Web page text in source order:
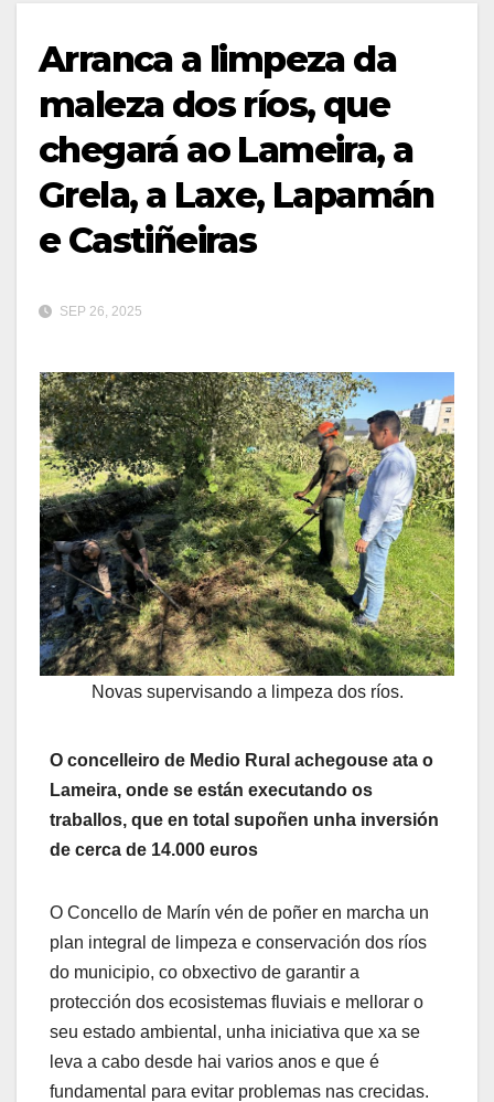
Arranca a limpeza da
maleza dos ríos, que
chegará ao Lameira, a
Grela, a Laxe, Lapamán
e Castiñeiras
SEP 26, 2025
Novas supervisando a limpeza dos ríos.
O concelleiro de Medio Rural achegouse ata o
Lameira, onde se están executando os
traballos, que en total supoñen unha inversión
de cerca de 14.000 euros
O Concello de Marín vén de poñer en marcha un
plan integral de limpeza e conservación dos ríos
do municipio, co obxectivo de garantir a
protección dos ecosistemas fluviais e mellorar o
seu estado ambiental, unha iniciativa que xa se
leva a cabo desde hai varios anos e que é
fundamental para evitar problemas nas crecidas.